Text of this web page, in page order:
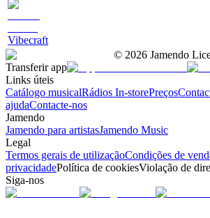
Vibecraft
© 2026 Jamendo
Transferir app
Links úteis
Catálogo musicalRádios In-storePreços
ajudaContacte-nos
Jamendo
Jamendo para artistasJamendo Music
Legal
Termos gerais de utilizaçãoCondições de
privacidadePolítica de cookiesViolação de
Siga-nos